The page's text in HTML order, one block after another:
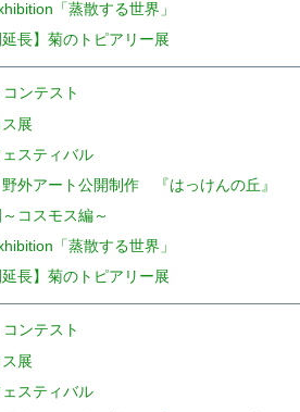
「蒸散する世界」
延長】菊のトピアリー展
ンテスト
展
スティバル
外アート公開制作 『はっけんの丘』
コスモス編～
「蒸散する世界」
延長】菊のトピアリー展
ンテスト
展
スティバル